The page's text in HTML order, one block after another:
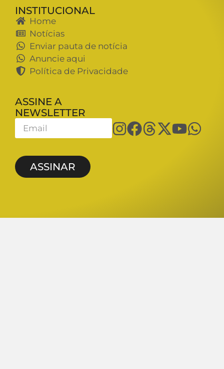
INSTITUCIONAL
Home
Notícias
Enviar pauta de notícia
Anuncie aqui
Política de Privacidade
ASSINE A
NEWSLETTER
ASSINAR